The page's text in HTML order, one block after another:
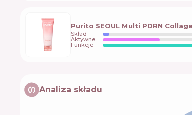
Purito SEOUL Multi PDRN
Skład
Aktywne
Funkcje
Analiza składu